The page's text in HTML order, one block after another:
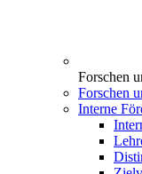
Forschen
Forschen
Interne